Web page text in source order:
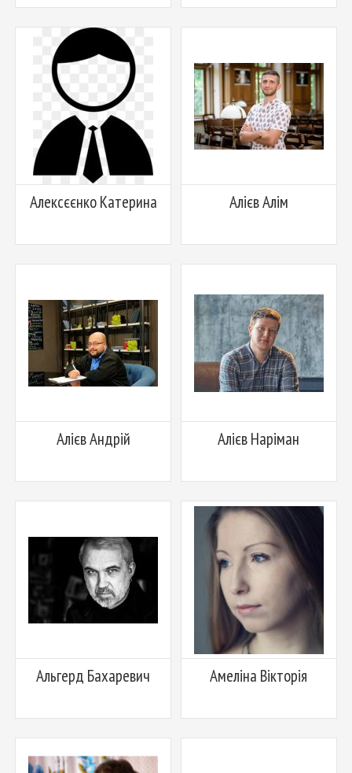
Алексєєнко Катерина Алієв Алім
Алієв Андрій Алієв Наріман
Альгерд Бахаревич Амеліна Вікторія